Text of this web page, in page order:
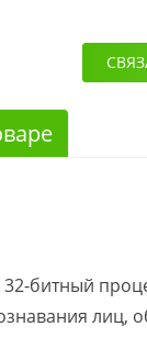
битный
лиц,